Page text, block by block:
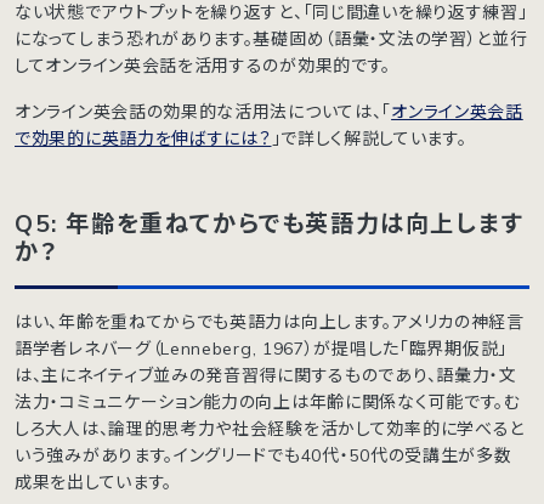
ない状態でアウトプットを繰り返すと、「同じ間違いを繰り返す練習」
になってしまう恐れがあります。基礎固め（語彙・文法の学習）と並行
してオンライン英会話を活用するのが効果的です。
オンライン英会話の効果的な活用法については、「 オンライン英会話
で効果的に英語力を伸ばすには？ 」で詳しく解説しています。
Q5: 年齢を重ねてからでも英語力は向上します
か？
はい、年齢を重ねてからでも英語力は向上します。アメリカの神経言
語学者レネバーグ（Lenneberg, 1967）が提唱した「臨界期仮説」
は、主にネイティブ並みの発音習得に関するものであり、語彙力・文
法力・コミュニケーション能力の向上は年齢に関係なく可能です。む
しろ大人は、論理的思考力や社会経験を活かして効率的に学べると
いう強みがあります。イングリードでも40代・50代の受講生が多数
成果を出しています。